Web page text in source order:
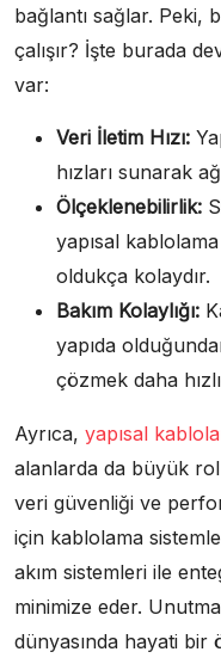
bağlantı sağlar. Peki,
çalışır? İşte burada
var:
Veri İletim Hızı:
hızları sunarak
Ölçeklenebilirlik:
yapısal
oldukça kolaydır.
Bakım Kolaylığı:
yapıda
çözmek daha
Ayrıca, yapısal
alanlarda da büyük
veri güvenliği ve
için kablolama
akım sistemleri ile
minimize eder.
dünyasında hayati bir